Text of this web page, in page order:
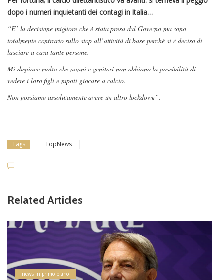
dopo i numeri inquietanti dei contagi in Italia…
“E’ la decisione migliore che è stata presa dal Governo ma sono
totalmente contrario sullo stop all’attività di base perché si è deciso di
lasciare a casa tante persone.
Mi dispiace molto che nonni e genitori non abbiano la possibilità di
vedere i loro figli e nipoti giocare a calcio.
Non possiamo assolutamente avere un altro lockdown”.
Tags TopNews
Related Articles
news in primo piano